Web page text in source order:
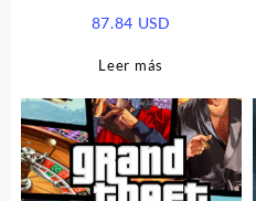
CD Key
87.84 USD
Leer más